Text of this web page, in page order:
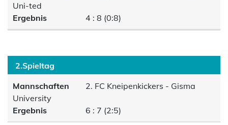
Uni-ted
Ergebnis
4 : 8 (0:8)
2.Spieltag
Mannschaften
2. FC Kneipenkickers - Gisma
University
Ergebnis
6 : 7 (2:5)